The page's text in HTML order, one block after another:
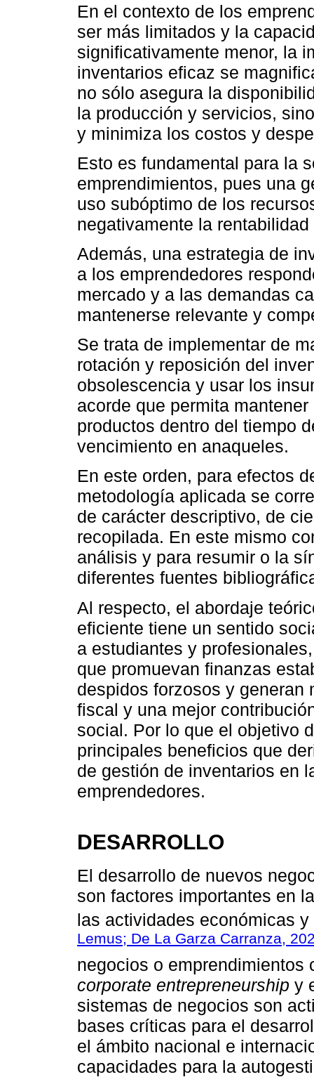
En el contexto de los
ser más limitados y la
significativamente menor, la
inventarios eficaz se
no sólo asegura la
la producción y servicios,
y minimiza los costos y
Esto es fundamental para la
emprendimientos, pues una
uso subóptimo de los
negativamente la
Además, una estrategia de
a los emprendedores
mercado y a las demandas
mantenerse relevante y
Se trata de implementar de
rotación y reposición del
obsolescencia y usar los
acorde que permita
productos dentro del tiempo
vencimiento en anaqueles.
En este orden, para efectos
metodología aplicada se
de carácter descriptivo, de
recopilada. En este mismo
análisis y para resumir o la
diferentes fuentes
Al respecto, el abordaje
eficiente tiene un sentido
a estudiantes y
que promuevan finanzas
despidos forzosos y generan
fiscal y una mejor
social. Por lo que el objetivo
principales beneficios que
de gestión de inventarios en
emprendedores.
DESARROLLO
El desarrollo de nuevos
son factores importantes en
las actividades económicas
Lemus; De La Garza Carranza,
negocios o emprendimientos
corporate entrepreneurship y
sistemas de negocios son
bases críticas para el
el ámbito nacional e
capacidades para la